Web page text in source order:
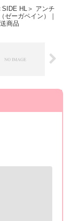
SIDE HL＞ アンチ
ゼーガペイン）｜
商品